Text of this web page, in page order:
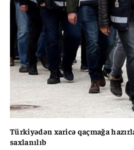
Türkiyədən xaricə qaçmağa
saxlanılıb